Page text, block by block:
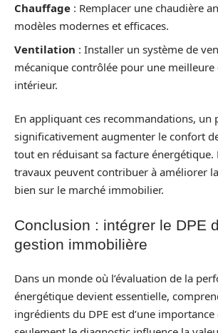
Chauffage : Remplacer une chaudière
modèles modernes et efficaces.
Ventilation : Installer un système de
mécanique contrôlée pour une meilleure
intérieur.
En appliquant ces recommandations, un
significativement augmenter le confort
tout en réduisant sa facture énergétique.
travaux peuvent contribuer à améliorer
bien sur le marché immobilier.
Conclusion : intégrer le DPE
gestion immobilière
Dans un monde où l’évaluation de la
énergétique devient essentielle,
ingrédients du DPE est d’une